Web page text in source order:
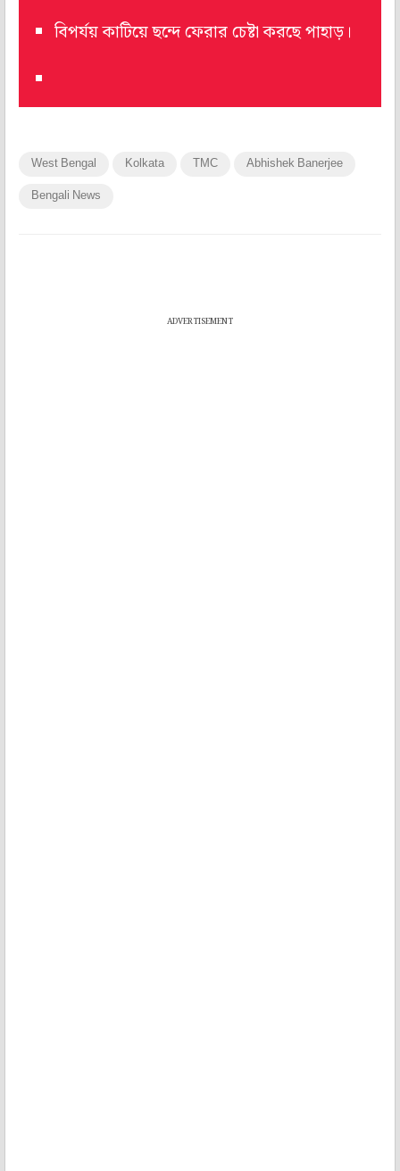
বিপর্যয় কাটিয়ে ছন্দে ফেরার চেষ্টা করছে পাহাড়।
West Bengal Kolkata TMC Abhishek Banerjee
Bengali News
ADVERTISEMENT